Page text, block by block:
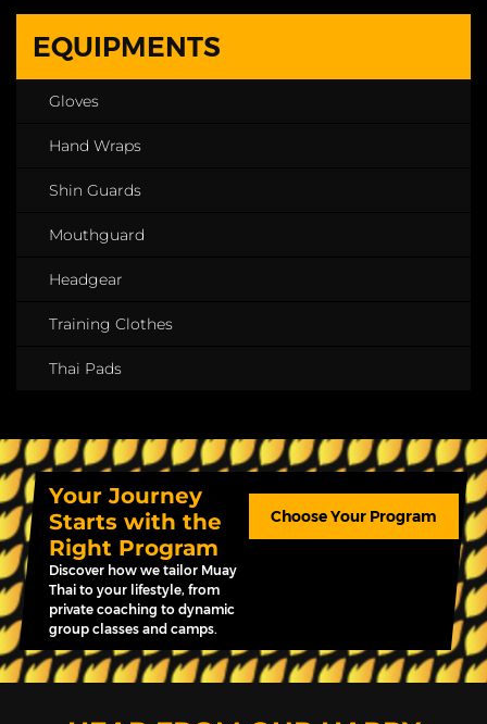
EQUIPMENTS
Gloves
Hand Wraps
Shin Guards
Mouthguard
Headgear
Training Clothes
Thai Pads
Your Journey
Starts with the
Right Program
Discover how we tailor Muay
Thai to your lifestyle, from
private coaching to dynamic
group classes and camps.
Choose Your Program